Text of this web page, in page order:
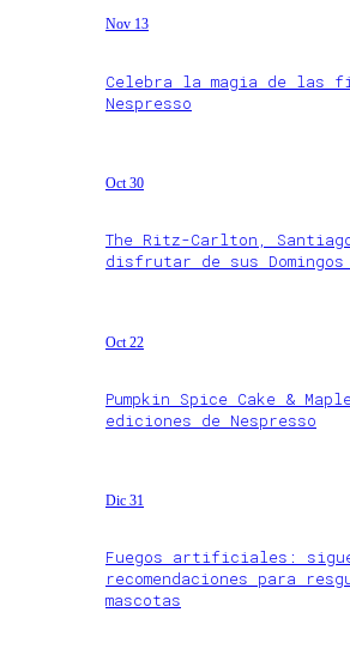
Nov 13
Celebra la magia de las
Nespresso
Oct 30
The Ritz-Carlton,
disfrutar de sus Domingos
Oct 22
Pumpkin Spice Cake &
ediciones de Nespresso
Dic 31
Fuegos artificiales:
recomendaciones para
mascotas